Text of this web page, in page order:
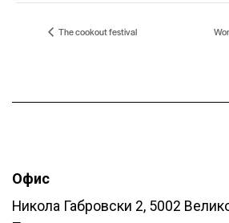
The cookout festival
Офис
Никола Габровски 2, 5002